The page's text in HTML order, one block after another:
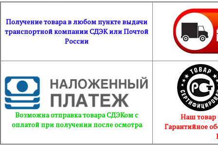
Получение товара в любом пункте выдачи
транспортной компании СДЭК или Почтой
России
Возможна отправка товара СДЭКом с
оплатой при получении после осмотра
Наш товар
Гарантийное